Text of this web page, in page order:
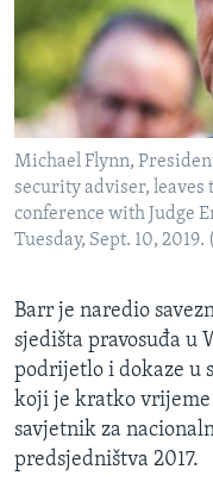
Michael Flynn,
security adviser, leaves
conference with Judge
Tuesday, Sept. 10,
Barr je naredio
sjedišta pravosuđa u
podrijetlo i dokaze u
koji je kratko
savjetnik za
predsjedništva 2017.